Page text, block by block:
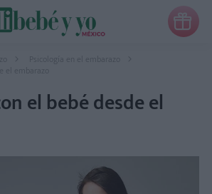

Psicología en el embarazo
embarazo
el bebé desde el